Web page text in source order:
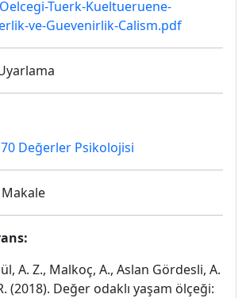
Tuerk-Kueltueruene-
ve-Guevenirlik-Calism.pdf
Değerler Psikolojisi
Makale
A. Z., Malkoç, A., Aslan Gördesli, A.
(2018). Değer odaklı yaşam ölçeği: